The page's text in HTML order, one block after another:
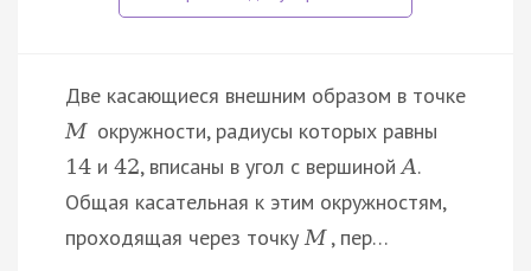
Две касающиеся внешним образом в точке
M окружности, радиусы которых равны
14 и 42, вписаны в угол с вершинойA.
Общая касательная к этим окружностям,
проходящая через точкуM , пер…